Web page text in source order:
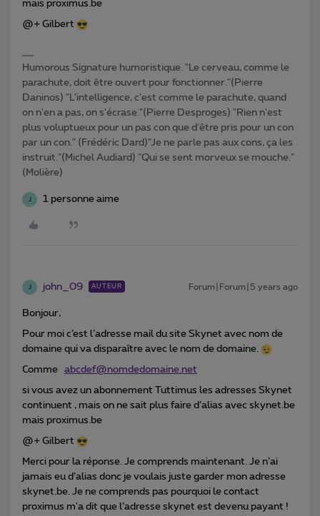
mais proximus.be
@+ Gilbert
Humorous Signature humoristique. "Le cerveau, comme le
parachute, doit être ouvert pour fonctionner."(Pierre
Daninos) "L'intelligence, c'est comme le parachute, quand
on n'en a pas, on s'écrase."(Pierre Desproges) "Rien n'est
plus voluptueux pour un pas con que d'être pris pour un con
par un con." (Frédéric Dard)"Je ne parle pas aux cons, ça les
instruit."(Michel Audiard) "Qui se sent morveux se mouche."
(Molière)
J 1 personne aime
J john_09 AUTEUR Forum|Forum|5 years ago
Bonjour,
Pour moi c’est l’adresse mail du site Skynet avec nom de
domaine qui va disparaître avec le nom de domaine.
Comme abcdef@nomdedomaine.net
si vous avez un abonnement Tuttimus les adresses Skynet
continuent , mais on ne sait plus faire d’alias avec skynet.be
mais proximus.be
@+ Gilbert
Merci pour la réponse. Je comprends maintenant. Je n’ai
jamais eu d’alias donc je voulais juste garder mon adresse
skynet.be. Je ne comprends pas pourquoi le contact
proximus m'a dit que l’adresse skynet est devenu payant !